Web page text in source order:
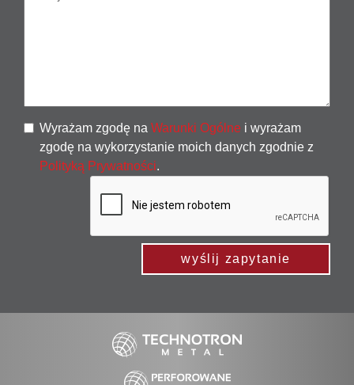
Wyrażam zgodę na Warunki Ogólne i wyrażam
zgodę na wykorzystanie moich danych zgodnie z
Polityką Prywatności.
wyślij zapytanie